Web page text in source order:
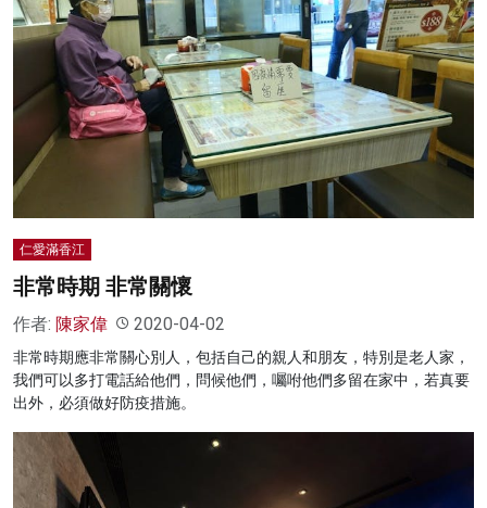
仁愛滿香江
非常時期 非常關懷
作者: 陳家偉 2020-04-02
非常時期應非常關心別人，包括自己的親人和朋友，特別是老人家，
我們可以多打電話給他們，問候他們，囑咐他們多留在家中，若真要
出外，必須做好防疫措施。